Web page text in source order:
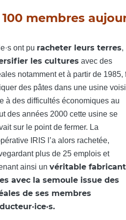
membres
ont pu racheter leurs terres,
les cultures avec des
notamment et à partir de 1985,
des pâtes dans une usine
à des difficultés économiques au
des années 2000 cette usine se
sur le point de fermer. La
IRIS l’a alors rachetée,
plus de 25 emplois et
ainsi unvéritable
avec la semoule issue des
de ses membres